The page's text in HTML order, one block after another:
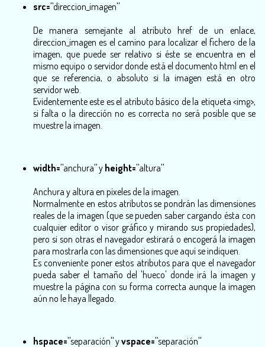
src="direccion_imagen"
De manera semejante al atributo href de un enlace,
direccion_imagen es el camino para localizar el fichero de la
imagen, que puede ser relativo si éste se encuentra en el
mismo equipo o servidor donde está el documento html en el
que se referencia, o absoluto si la imagen está en otro
servidor web.
Evidentemente este es el atributo básico de la etiqueta <img>,
si falta o la dirección no es correcta no será posible que se
muestre la imagen.
width="anchura"y height="altura"
Anchura y altura en píxelesde la imagen.
Normalmente en estos atributos se pondrán las dimensiones
reales de la imagen (que se pueden saber cargando ésta con
cualquier editor o visor gráfico y mirando sus propiedades),
pero si son otras el navegador estirará o encogerá la imagen
para mostrarla con las dimensiones que aquí se indiquen.
Es conveniente poner estos atributos para que el navegador
pueda saber el tamaño del 'hueco' donde irá la imagen y
muestre la página con su forma correcta aunque la imagen
aún no le haya llegado.
hspace="separación"yvspace="separación"